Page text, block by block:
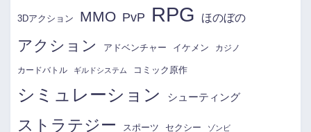
3Dアクション MMO PvP RPG ほのぼの
アクション アドベンチャー イケメン カジノ
カードバトル ギルドシステム コミック原作
シミュレーション シューティング
ストラテジー スポーツ セクシー ゾンビ